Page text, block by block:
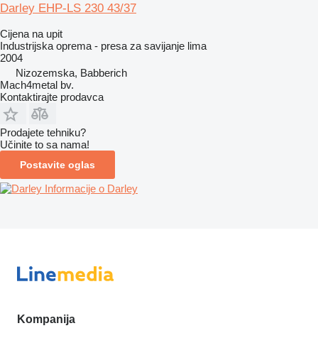
Darley EHP-LS 230 43/37
Cijena na upit
Industrijska oprema - presa za savijanje lima
2004
Nizozemska, Babberich
Mach4metal bv.
Kontaktirajte prodavca
Prodajete tehniku?
Učinite to sa nama!
Postavite oglas
Informacije o Darley
Kompanija